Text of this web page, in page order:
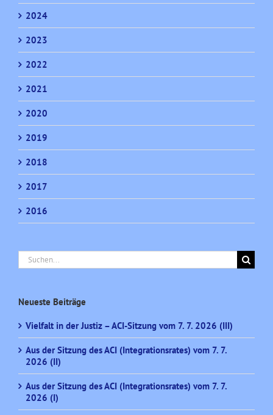
2024
2023
2022
2021
2020
2019
2018
2017
2016
Suche
nach:
Neueste Beiträge
Vielfalt in der Justiz – ACI-Sitzung vom 7. 7. 2026 (III)
Aus der Sitzung des ACI (Integrationsrates) vom 7. 7.
2026 (II)
Aus der Sitzung des ACI (Integrationsrates) vom 7. 7.
2026 (I)